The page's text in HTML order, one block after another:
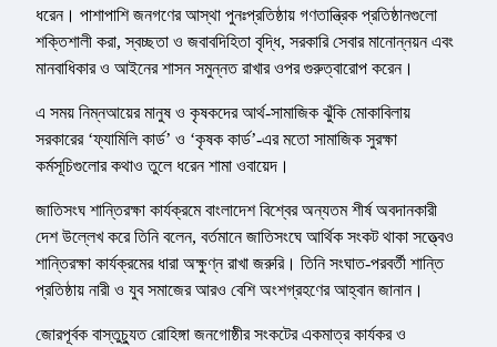
ধরেন। পাশাপাশি জনগণের আস্থা পুনঃপ্রতিষ্ঠায় গণতান্ত্রিক প্রতিষ্ঠানগুলো
শক্তিশালী করা, স্বচ্ছতা ও জবাবদিহিতা বৃদ্ধি, সরকারি সেবার মানোন্নয়ন এবং
মানবাধিকার ও আইনের শাসন সমুন্নত রাখার ওপর গুরুত্বারোপ করেন।
এ সময় নিম্নআয়ের মানুষ ও কৃষকদের আর্থ-সামাজিক ঝুঁকি মোকাবিলায়
সরকারের ‘ফ্যামিলি কার্ড’ ও ‘কৃষক কার্ড’-এর মতো সামাজিক সুরক্ষা
কর্মসূচিগুলোর কথাও তুলে ধরেন শামা ওবায়েদ।
জাতিসংঘ শান্তিরক্ষা কার্যক্রমে বাংলাদেশ বিশ্বের অন্যতম শীর্ষ অবদানকারী
দেশ উল্লেখ করে তিনি বলেন, বর্তমানে জাতিসংঘে আর্থিক সংকট থাকা সত্ত্বেও
শান্তিরক্ষা কার্যক্রমের ধারা অক্ষুণ্ন রাখা জরুরি। তিনি সংঘাত-পরবর্তী শান্তি
প্রতিষ্ঠায় নারী ও যুব সমাজের আরও বেশি অংশগ্রহণের আহ্বান জানান।
জোরপূর্বক বাস্তুচ্যুত রোহিঙ্গা জনগোষ্ঠীর সংকটের একমাত্র কার্যকর ও